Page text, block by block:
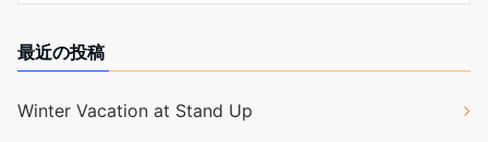
最近の投稿
Winter Vacation at Stand Up